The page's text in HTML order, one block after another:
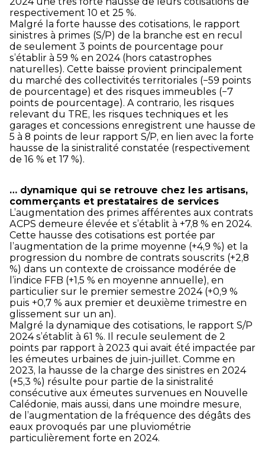
respectivement 10 et 25 %.
Malgré la forte hausse des cotisations, le rapport
sinistres à primes (S/P) de la branche est en recul
de seulement 3 points de pourcentage pour
s’établir à 59 % en 2024 (hors catastrophes
naturelles). Cette baisse provient principalement
du marché des collectivités territoriales (−59 points
de pourcentage) et des risques immeubles (−7
points de pourcentage). A contrario, les risques
relevant du TRE, les risques techniques et les
garages et concessions enregistrent une hausse de
5 à 8 points de leur rapport S/P, en lien avec la forte
hausse de la sinistralité constatée (respectivement
de 16 % et 17 %).
… dynamique qui se retrouve chez les artisans,
commerçants et prestataires de services
L’augmentation des primes afférentes aux contrats
ACPS demeure élevée et s’établit à +7,8 % en 2024.
Cette hausse des cotisations est portée par
l’augmentation de la prime moyenne (+4,9 %) et la
progression du nombre de contrats souscrits (+2,8
%) dans un contexte de croissance modérée de
l’indice FFB (+1,5 % en moyenne annuelle), en
particulier sur le premier semestre 2024 (+0,9 %
puis +0,7 % aux premier et deuxième trimestre en
glissement sur un an).
Malgré la dynamique des cotisations, le rapport S/P
2024 s’établit à 61 %. Il recule seulement de 2
points par rapport à 2023 qui avait été impactée par
les émeutes urbaines de juin-juillet. Comme en
2023, la hausse de la charge des sinistres en 2024
(+5,3 %) résulte pour partie de la sinistralité
consécutive aux émeutes survenues en Nouvelle
Calédonie, mais aussi, dans une moindre mesure,
de l’augmentation de la fréquence des dégâts des
eaux provoqués par une pluviométrie
particulièrement forte en 2024.